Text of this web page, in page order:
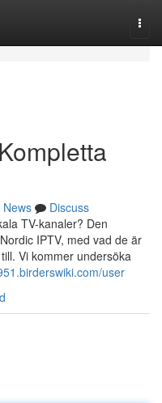
News
Discuss
TV-kanaler? Den
IPTV, med vad de är
Vi kommer undersöka
user